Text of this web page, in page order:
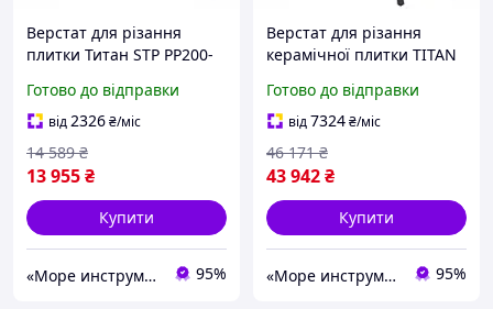
Верстат для різання
плитки Титан STP PP200-
Готово до відправки
від2326₴/міс
13 955₴
14 589 ₴
Купити
«Море инструментов» 95%
Верстат для різання
керамічної плитки TITAN
Готово до відправки
від7324₴/міс
43 942₴
46 171 ₴
Купити
«Море инструментов» 95%